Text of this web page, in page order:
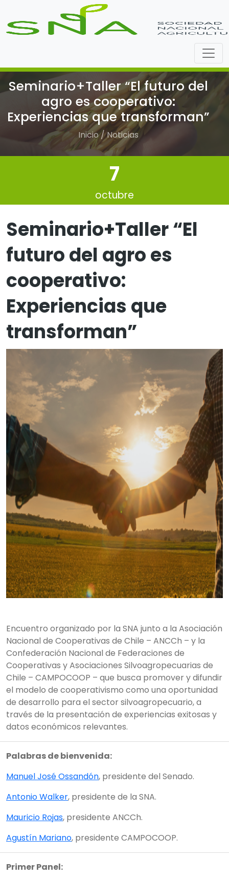
Seminario+Taller “El futuro del
agro es cooperativo:
Experiencias que transforman”
Inicio / Noticias
7
octubre
Seminario+Taller “El
futuro del agro es
cooperativo:
Experiencias que
transforman”
Encuentro organizado por la SNA junto a la Asociación
Nacional de Cooperativas de Chile – ANCCh – y la
Confederación Nacional de Federaciones de
Cooperativas y Asociaciones Silvoagropecuarias de
Chile – CAMPOCOOP – que busca promover y difundir
el modelo de cooperativismo como una oportunidad
de desarrollo para el sector silvoagropecuario, a
través de la presentación de experiencias exitosas y
datos económicos relevantes.
Palabras de bienvenida:
Manuel José Ossandón, presidente del Senado.
Antonio Walker, presidente de la SNA.
Mauricio Rojas, presidente ANCCh.
Agustín Mariano, presidente CAMPOCOOP.
Primer Panel: